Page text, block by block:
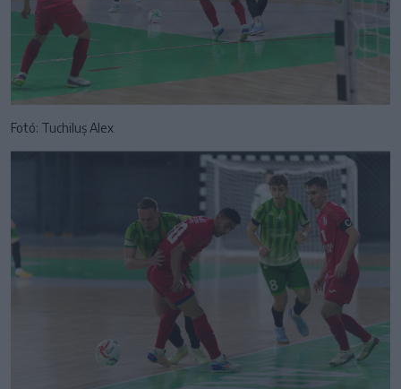
Fotó: Tuchiluș Alex